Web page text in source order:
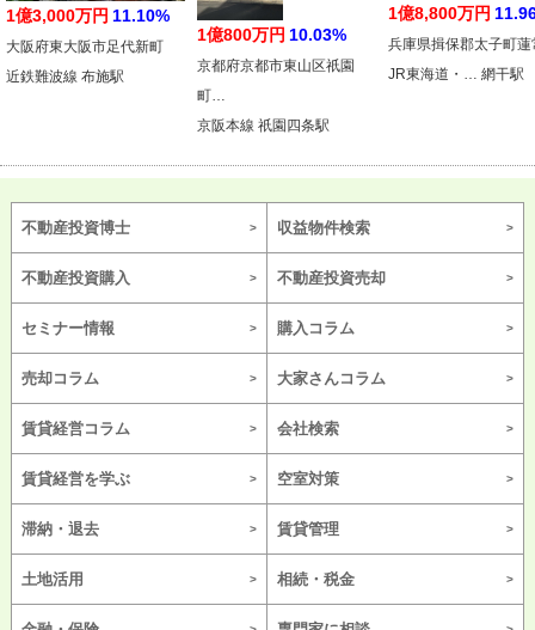
1億3,000万円 11.10%
大阪府東大阪市足代新町
近鉄難波線 布施駅
1億800万円 10.03%
京都府京都市東山区祇園
町…
京阪本線 祇園四条駅
1億8,800万円
兵庫県揖保郡太子町蓮
JR東海道・… 網干駅
不動産投資博士 収益物件検索
不動産投資購入 不動産投資売却
セミナー情報 購入コラム
売却コラム 大家さんコラム
賃貸経営コラム 会社検索
賃貸経営を学ぶ 空室対策
滞納・退去 賃貸管理
土地活用 相続・税金